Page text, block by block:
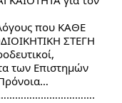
που ΚΑΘΕ
ΣΤΕΓΗ
των Επιστημών